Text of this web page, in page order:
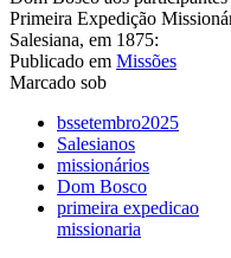
Primeira Expedição
Salesiana, em 1875:
Publicado em Missões
Marcado sob
bssetembro2025
Salesianos
missionários
Dom Bosco
primeira expedicao
missionaria